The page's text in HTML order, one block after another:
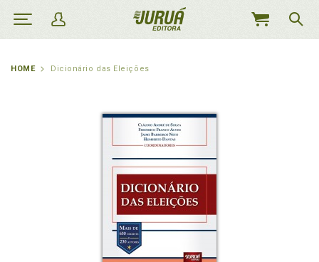
MEU
HOME Dicionário das Eleições